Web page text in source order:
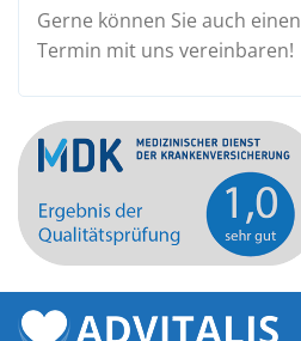
Gerne können Sie auch einen
Termin mit uns vereinbaren!